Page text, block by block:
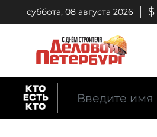
суббота, 08 августа 2026 $